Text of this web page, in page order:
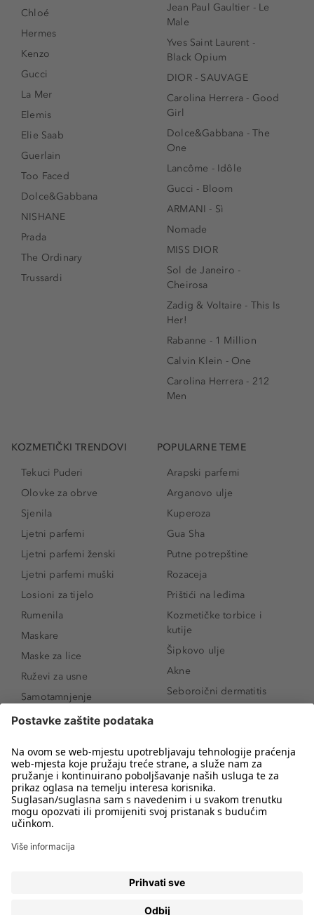
Chloé
Hermes
Kenzo
Gucci
La Mer
Elemis
Elie Saab
Guerlain
Too Faced
Dolce&Gabbana
NISHANE
Prada
The Ordinary
Trussardi
Jean Paul Gaultier - Le
Male
Yves Saint Laurent -
Black Opium
DIOR - SAUVAGE
Carolina Herrera - Good
Girl
Dolce&Gabbana - The
One
Lancôme - Idôle
Gucci - Bloom
ARMANI - Sì
Nomade
MISS DIOR
Sol de Janeiro -
Cheirosa
Zadig & Voltaire - This Is
Her!
Rabanne - 1 Million
Calvin Klein - One
Carolina Herrera - 212
Men
KOZMETIČKI TRENDOVI
Tekuci Puderi
Olovke za obrve
Sjenila
Ljetni parfemi
Ljetni parfemi ženski
Ljetni parfemi muški
Losioni za tijelo
Rumenila
Maskare
Maske za lice
Ruževi za usne
Samotamnjenje
Puderi
Proizvodi za obrve
Sunce i zaštita
Serumi za lice
Proizvodi za čišćenje lica
POPULARNE TEME
Arapski parfemi
Arganovo ulje
Kuperoza
Gua Sha
Putne potrepštine
Rozaceja
Prištići na leđima
Kozmetičke torbice i
kutije
Šipkovo ulje
Akne
Seboroični dermatitis
Novo
Koji mi parfem
odgovara?
Kako našminkati oči da
Kako ukloniti mitesere